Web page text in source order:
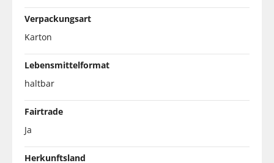
Verpackungsart
Karton
Lebensmittelformat
haltbar
Fairtrade
Ja
Herkunftsland